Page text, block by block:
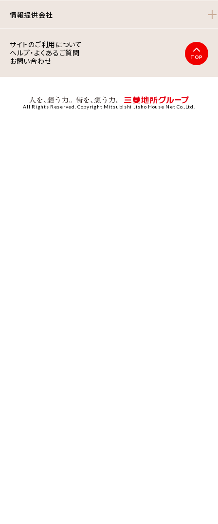
情報提供会社
サイトのご利用について
ヘルプ・よくあるご質問
お問い合わせ
TOP
All Rights Reserved. Copyright Mitsubishi Jisho House Net Co.,Ltd.